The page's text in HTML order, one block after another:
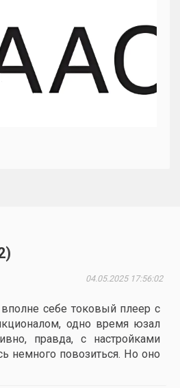
)
04.05.2025 17:56:02
себе токовый плеер с
одно время юзал
правда, с настройками
немного повозиться. Но оно